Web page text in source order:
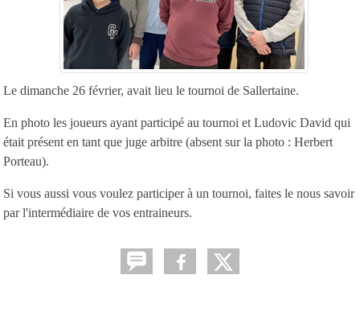
Le dimanche 26 février, avait lieu le tournoi de Sallertaine.
En photo les joueurs ayant participé au tournoi et Ludovic David qui
était présent en tant que juge arbitre (absent sur la photo : Herbert
Porteau).
Si vous aussi vous voulez participer à un tournoi, faites le nous savoir
par l'intermédiaire de vos entraineurs.